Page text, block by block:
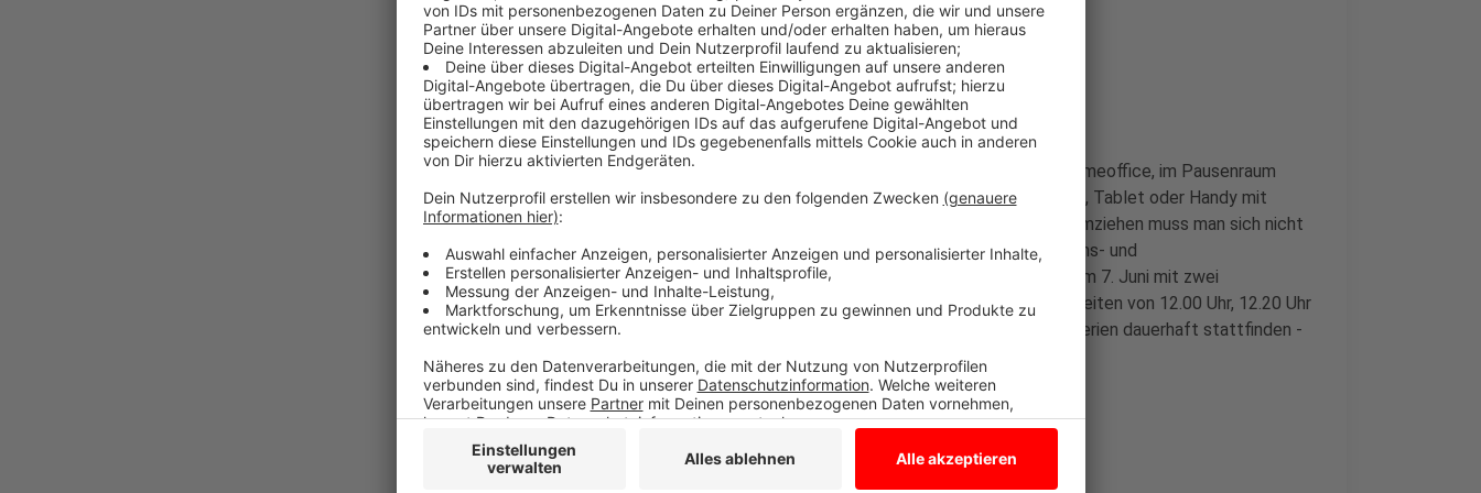
15 Minuten für die Gesundheit
Anzeige
Es geht um 15 Minuten für die Gesundheit, egal ob im Büro, im Homeoffice, im Pausenraum
oder in der Werkshalle. Zum Mitmachen brauchen wir nur einen PC, Tablet oder Handy mit
Internetzugang und Zoom und etwa einen Quadratmeter Platz. Umziehen muss man sich nicht
und schweißtreibend wird es auch nicht, denn es stehen Ausgleichs- und
Entspannungsübungen im Vordergrund. Die "Fitte Firma" beginnt am 7. Juni mit zwei
kostenlosen Schnupperwochen. Es gibt drei Blöcke mit Anfangszeiten von 12.00 Uhr, 12.20 Uhr
und 12.40 Uhr. Bei Interesse soll das Angebot nach den Sommerferien dauerhaft stattfinden -
gegen eine Kostenbeteiligung.
Den Link zur Anmeldung und weitere Infos gibt es hier.